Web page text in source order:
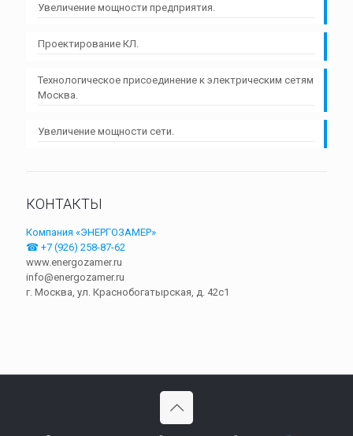
Увеличение мощности предприятия.
Проектирование КЛ.
Технологическое присоединение к электрическим сетям
Москва.
Увеличение мощности сети.
КОНТАКТЫ
Компания «ЭНЕРГОЗАМЕР»
☎ +7 (926) 258-87-62
www.energozamer.ru
info@energozamer.ru
г. Москва, ул. Краснобогатырская, д. 42c1